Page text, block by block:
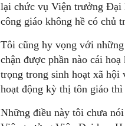
lại chức vụ Viện trưởng Đại
công giáo không hề có chủ
Tôi cũng hy vọng với
chận được phần nào cái
trọng trong sinh hoạt xã hội
hoạt động kỳ thị tôn giáo
Những điều này tôi chưa